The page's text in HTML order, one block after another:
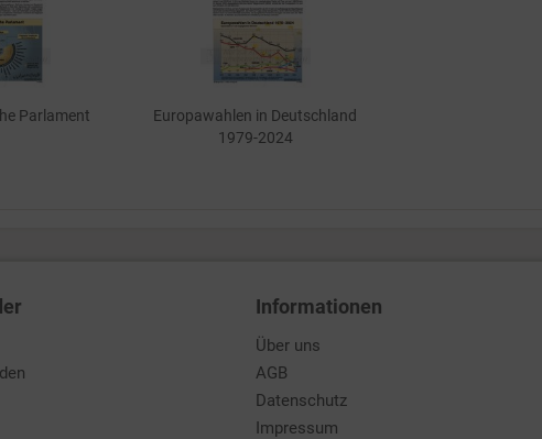
Parlament
Europawahlen in Deutschland
1979-2024
Informationen
Über uns
AGB
Datenschutz
Impressum